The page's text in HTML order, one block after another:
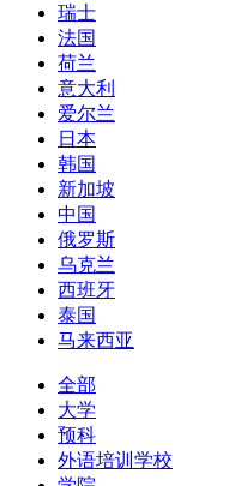
瑞士
法国
荷兰
意大利
爱尔兰
日本
韩国
新加坡
中国
俄罗斯
乌克兰
西班牙
泰国
马来西亚
全部
大学
预科
外语培训学校